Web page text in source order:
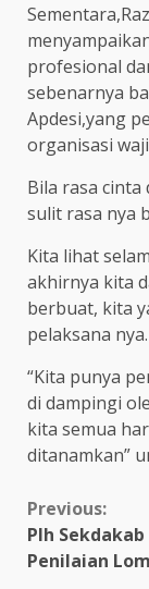
profesional
sebenarnya
Apdesi,yang
organisasi
Bila rasa
sulit rasa nya
Kita lihat
akhirnya kita
berbuat, kita
pelaksana nya.
“Kita punya
di dampingi
kita semua
ditanamkan”
Continue
Reading
Previous:
Plh
Penilaian